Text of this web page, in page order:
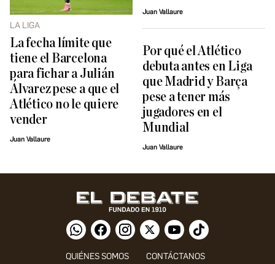
LA LIGA
La fecha límite que
tiene el Barcelona
para fichar a Julián
Álvarez pese a que el
Atlético no le quiere
vender
Juan Vallaure
Juan Vallaure
Por qué el Atlético
debuta antes en Liga
que Madrid y Barça
pese a tener más
jugadores en el
Mundial
Juan Vallaure
QUIÉNES SOMOS CONTÁCTANOS